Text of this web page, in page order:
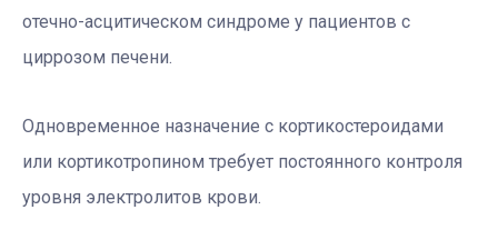
отечно-асцитическом синдроме у пациентов с
циррозом печени.
Одновременное назначение с кортикостероидами
или кортикотропином требует постоянного контроля
уровня электролитов крови.